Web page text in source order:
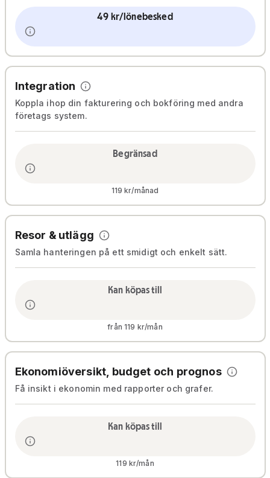
49 kr/lönebesked
Integration
Koppla ihop din fakturering och bokföring med andra
företags system.
Begränsad
119 kr/månad
Resor & utlägg
Samla hanteringen på ett smidigt och enkelt sätt.
Kan köpas till
från 119 kr/mån
Ekonomiöversikt, budget och prognos
Få insikt i ekonomin med rapporter och grafer.
Kan köpas till
119 kr/mån